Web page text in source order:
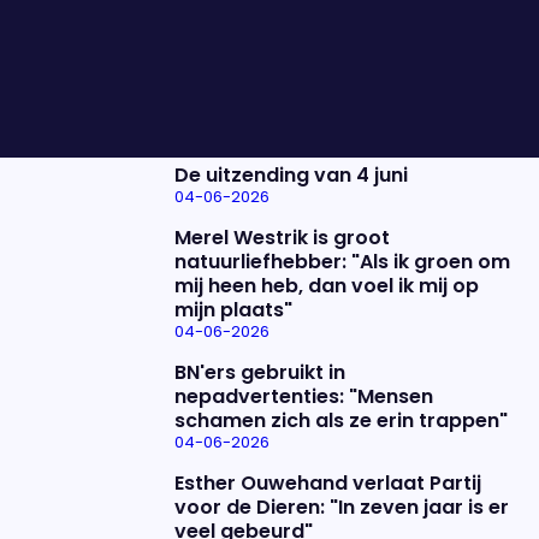
De uitzending van 4 juni
04-06-2026
Merel Westrik is groot
natuurliefhebber: "Als ik groen om
mij heen heb, dan voel ik mij op
mijn plaats"
04-06-2026
BN'ers gebruikt in
nepadvertenties: "Mensen
schamen zich als ze erin trappen"
04-06-2026
Esther Ouwehand verlaat Partij
voor de Dieren: "In zeven jaar is er
veel gebeurd"